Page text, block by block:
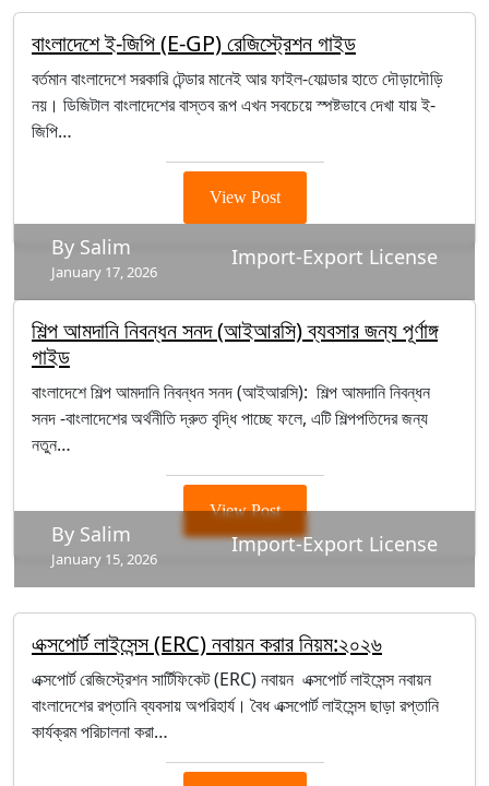
বাংলাদেশে ই-জিপি (E-GP) রেজিস্ট্রেশন গাইড
বর্তমান বাংলাদেশে সরকারি টেন্ডার মানেই আর ফাইল-ফোল্ডার হাতে দৌড়াদৌড়ি
নয়। ডিজিটাল বাংলাদেশের বাস্তব রূপ এখন সবচেয়ে স্পষ্টভাবে দেখা যায় ই-
জিপি…
View Post
শিল্প আমদানি নিবন্ধন সনদ (আইআরসি) ব্যবসার জন্য পূর্ণাঙ্গ
গাইড
By Salim
January 17, 2026
Import-Export License
বাংলাদেশে শিল্প আমদানি নিবন্ধন সনদ (আইআরসি): শিল্প আমদানি নিবন্ধন
সনদ -বাংলাদেশের অর্থনীতি দ্রুত বৃদ্ধি পাচ্ছে ফলে, এটি শিল্পপতিদের জন্য
নতুন…
View Post
এক্সপোর্ট লাইসেন্স (ERC) নবায়ন করার নিয়ম:২০২৬
By Salim
January 15, 2026
Import-Export License
এক্সপোর্ট রেজিস্ট্রেশন সার্টিফিকেট (ERC) নবায়ন এক্সপোর্ট লাইসেন্স নবায়ন
বাংলাদেশের রপ্তানি ব্যবসায় অপরিহার্য। বৈধ এক্সপোর্ট লাইসেন্স ছাড়া রপ্তানি
কার্যক্রম পরিচালনা করা…